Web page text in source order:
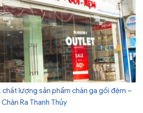
chất lượng sản phẩm chăn ga gối đệm –
Chăn Ra Thanh Thủy